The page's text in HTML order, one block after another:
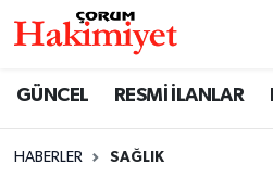
GÜNCEL RESMİ İLANLAR
HABERLER SAĞLIK
Nöbetçi Eczaneler